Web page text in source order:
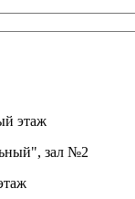
этаж
зал №2